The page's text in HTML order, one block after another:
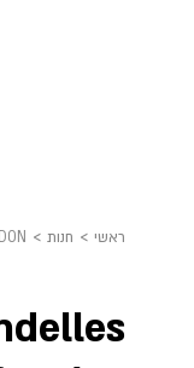
ראשי > חנות >